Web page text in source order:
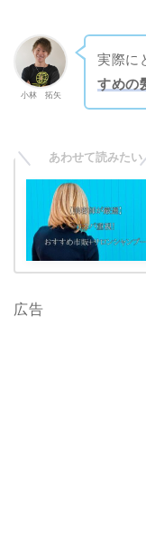
小林 拓矢
実際に
すめの
広告